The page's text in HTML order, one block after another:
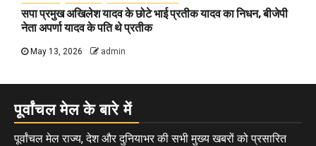
सपा प्रमुख अखिलेश यादव के छोटे भाई प्रतीक यादव का निधन, बीजेपी
नेता अपर्णा यादव के पति थे प्रतीक
May 13, 2026 admin
पूर्वांचल मेल के बारे में
पूर्वांचल मेल राज्य, देश और दुनियाभर की सभी मुख्य खबरों को प्रसारित